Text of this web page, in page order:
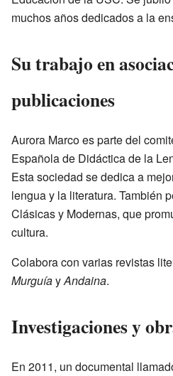
muchos años dedicados a la
Su trabajo en
publicaciones
Aurora Marco es parte del
Española de Didáctica de la
Esta sociedad se dedica a
lengua y la literatura. También
Clásicas y Modernas, que
cultura.
Colabora con varias revistas
MurguíayAndaina.
Investigaciones y
En 2011, un documental